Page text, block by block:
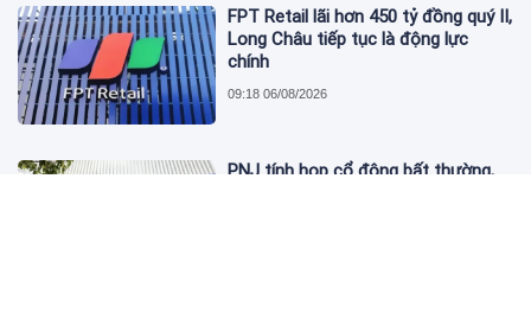
FPT Retail lãi hơn 450 tỷ đồng quý II,
Long Châu tiếp tục là động lực
chính
09:18 06/08/2026
PNJ tính họp cổ đông bất thường,